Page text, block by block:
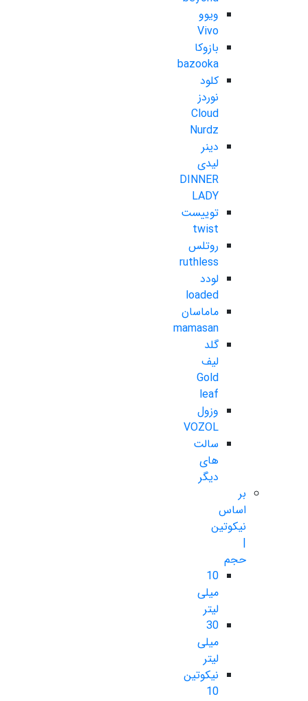
ویوو
Vivo
بازوکا
bazooka
کلود
نوردز
Cloud
Nurdz
دینر
لیدی
DINNER
LADY
توییست
twist
روتلس
ruthless
لودد
loaded
ماماسان
mamasan
گلد
لیف
Gold
leaf
وزول
VOZOL
سالت
های
دیگر
بر
اساس
نیکوتین
حجم
10
میلی
لیتر
30
میلی
لیتر
نیکوتین
10